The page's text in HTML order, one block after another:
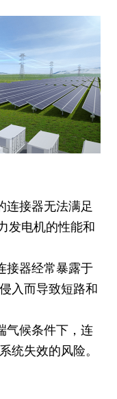
连接器无法满足
发电机的性能和
接器经常暴露于
入而导致短路和
气候条件下，连
统失效的风险。